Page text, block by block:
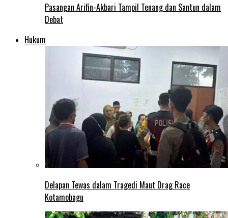
Pasangan Arifin-Akbari Tampil Tenang dan Santun dalam
Debat
Hukum
Delapan Tewas dalam Tragedi Maut Drag Race
Kotamobagu